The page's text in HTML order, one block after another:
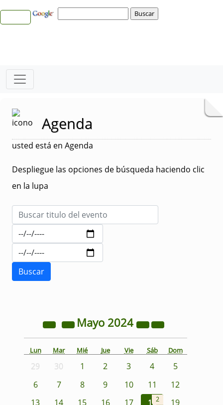
Agenda
usted está en Agenda
Despliegue las opciones de búsqueda haciendo clic
en la lupa
Mayo 2024
Lun Mar Mié Jue Vie Sáb Dom
29 30 1 2 3 4
5
6
7 8 9 10 11
12
13
14 15 16 17 182
19